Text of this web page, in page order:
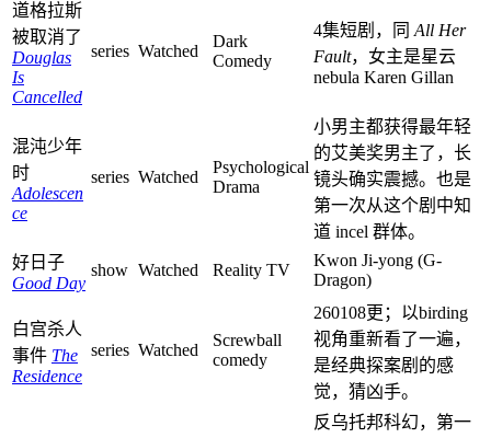
道格拉斯
被取消了
Douglas
Is
Cancelled
series Watched
Dark
Comedy
4集短剧，同 All Her
Fault，女主是星云
nebula Karen Gillan
混沌少年
时
Adolescen
ce
series Watched
Psychological
Drama
小男主都获得最年轻
的艾美奖男主了，长
镜头确实震撼。也是
第一次从这个剧中知
道 incel 群体。
好日子
Good Day
show Watched Reality TV
Kwon Ji-yong (G-
Dragon)
白宫杀人
事件 The
Residence
series Watched
Screwball
comedy
260108更；以birding
视角重新看了一遍，
是经典探案剧的感
觉，猜凶手。
反乌托邦科幻，第一